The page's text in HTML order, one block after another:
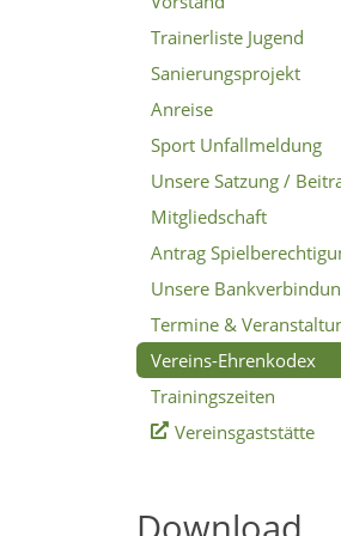
Trainerliste Jugend
Sanierungsprojekt
Anreise
Sport Unfallmeldung
Unsere Satzung /
Mitgliedschaft
Antrag
Unsere
Termine &
Vereins-Ehrenkodex
Trainingszeiten
Vereinsgaststätte